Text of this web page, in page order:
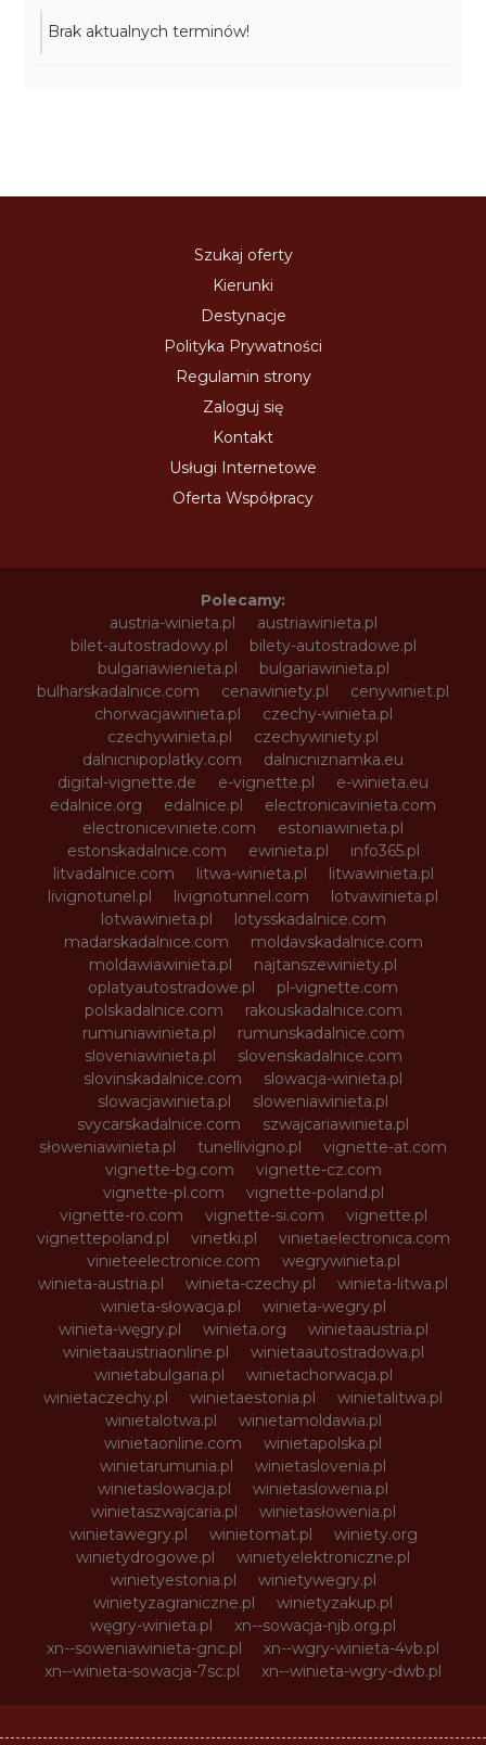
Brak aktualnych terminów!
Szukaj oferty
Kierunki
Destynacje
Polityka Prywatności
Regulamin strony
Zaloguj się
Kontakt
Usługi Internetowe
Oferta Współpracy
Polecamy:
austria-winieta.pl
austriawinieta.pl
bilet-autostradowy.pl
bilety-autostradowe.pl
bulgariawienieta.pl
bulgariawinieta.pl
bulharskadalnice.com
cenawiniety.pl
cenywiniet.pl
chorwacjawinieta.pl
czechy-winieta.pl
czechywinieta.pl
czechywiniety.pl
dalnicnipoplatky.com
dalnicniznamka.eu
digital-vignette.de
e-vignette.pl
e-winieta.eu
edalnice.org
edalnice.pl
electronicavinieta.com
electroniceviniete.com
estoniawinieta.pl
estonskadalnice.com
ewinieta.pl
info365.pl
litvadalnice.com
litwa-winieta.pl
litwawinieta.pl
livignotunel.pl
livignotunnel.com
lotvawinieta.pl
lotwawinieta.pl
lotysskadalnice.com
madarskadalnice.com
moldavskadalnice.com
moldawiawinieta.pl
najtanszewiniety.pl
oplatyautostradowe.pl
pl-vignette.com
polskadalnice.com
rakouskadalnice.com
rumuniawinieta.pl
rumunskadalnice.com
sloveniawinieta.pl
slovenskadalnice.com
slovinskadalnice.com
slowacja-winieta.pl
slowacjawinieta.pl
sloweniawinieta.pl
svycarskadalnice.com
szwajcariawinieta.pl
słoweniawinieta.pl
tunellivigno.pl
vignette-at.com
vignette-bg.com
vignette-cz.com
vignette-pl.com
vignette-poland.pl
vignette-ro.com
vignette-si.com
vignette.pl
vignettepoland.pl
vinetki.pl
vinietaelectronica.com
vinieteelectronice.com
wegrywinieta.pl
winieta-austria.pl
winieta-czechy.pl
winieta-litwa.pl
winieta-słowacja.pl
winieta-wegry.pl
winieta-węgry.pl
winieta.org
winietaaustria.pl
winietaaustriaonline.pl
winietaautostradowa.pl
winietabulgaria.pl
winietachorwacja.pl
winietaczechy.pl
winietaestonia.pl
winietalitwa.pl
winietalotwa.pl
winietamoldawia.pl
winietaonline.com
winietapolska.pl
winietarumunia.pl
winietaslovenia.pl
winietaslowacja.pl
winietaslowenia.pl
winietaszwajcaria.pl
winietasłowenia.pl
winietawegry.pl
winietomat.pl
winiety.org
winietydrogowe.pl
winietyelektroniczne.pl
winietyestonia.pl
winietywegry.pl
winietyzagraniczne.pl
winietyzakup.pl
węgry-winieta.pl
xn--sowacja-njb.org.pl
xn--soweniawinieta-gnc.pl
xn--wgry-winieta-4vb.pl
xn--winieta-sowacja-7sc.pl
xn--winieta-wgry-dwb.pl